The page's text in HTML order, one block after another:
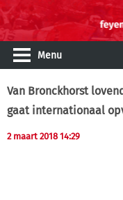
Menu
Van Bronckhorst
gaat internationaal
2 maart 2018 14:29